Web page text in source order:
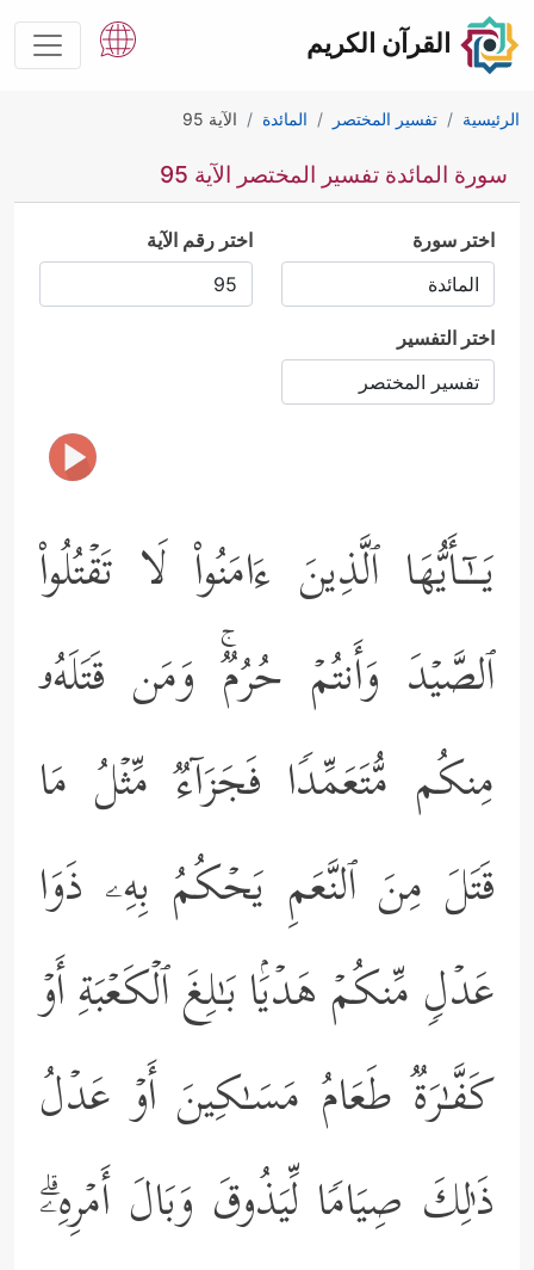
القرآن الكريم
الرئيسية تفسير المختصر المائدة الآية 95
سورة المائدة تفسير المختصر الآية 95
اختر سورة اختر رقم الآية
اختر التفسير
یَــٰۤـأَیُّهَا ٱلَّذِینَ ءَامَنُواْ لَا تَقۡتُلُواْ
ٱلصَّیۡدَ وَأَنتُمۡ حُرُمࣱۚ وَمَن قَتَلَهُۥ
مِنكُم مُّتَعَمِّدࣰا فَجَزَاۤءࣱ مِّثۡلُ مَا
قَتَلَ مِنَ ٱلنَّعَمِ یَحۡكُمُ بِهِۦ ذَوَا
عَدۡلࣲ مِّنكُمۡ هَدۡیَۢا بَـٰلِغَ ٱلۡكَعۡبَةِ أَوۡ
كَفَّـٰرَةࣱ طَعَامُ مَسَـٰكِینَ أَوۡ عَدۡلُ
ذَ ٰ⁠لِكَ صِیَامࣰا لِّیَذُوقَ وَبَالَ أَمۡرِهِۦۗ